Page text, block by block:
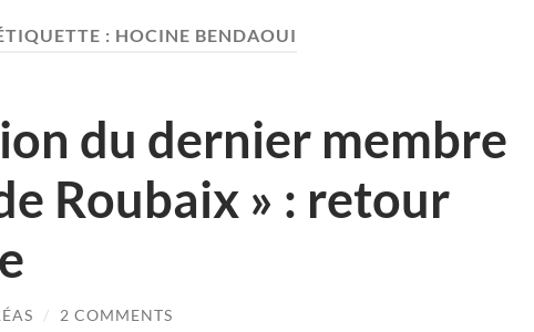
: HOCINE BENDAOUI
du dernier membre
Roubaix » : retour
/ 2 COMMENTS